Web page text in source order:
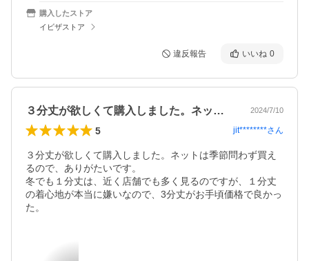
購入したストア
イビザストア
違反報告 いいね 0
３分丈が欲しくて購入しました。ネットは… 2024/7/10
5 jit********さん
３分丈が欲しくて購入しました。ネットは季節問わず買え
るので、ありがたいです。
冬でも１分丈は、近く店舗でも多く見るのですが、１分丈
の着心地が本当に嫌いなので、3分丈がお手頃価格で良かっ
た。